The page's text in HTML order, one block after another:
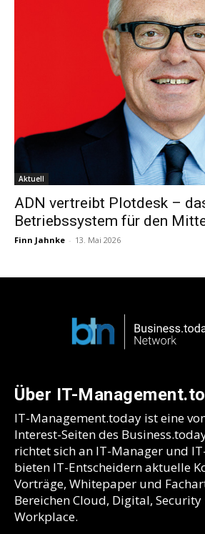
Aktuell
ADN vertreibt Plotdesk –
Betriebssystem für den
Finn Jahnke - 13. Mai 2026
Über IT-
IT-Management.today ist eine
Interest-Seiten des
richtet sich an IT-Manager und
bieten IT-Entscheidern aktuelle
Vorträge, Whitepaper und
Bereichen Cloud, Digital,
Workplace.